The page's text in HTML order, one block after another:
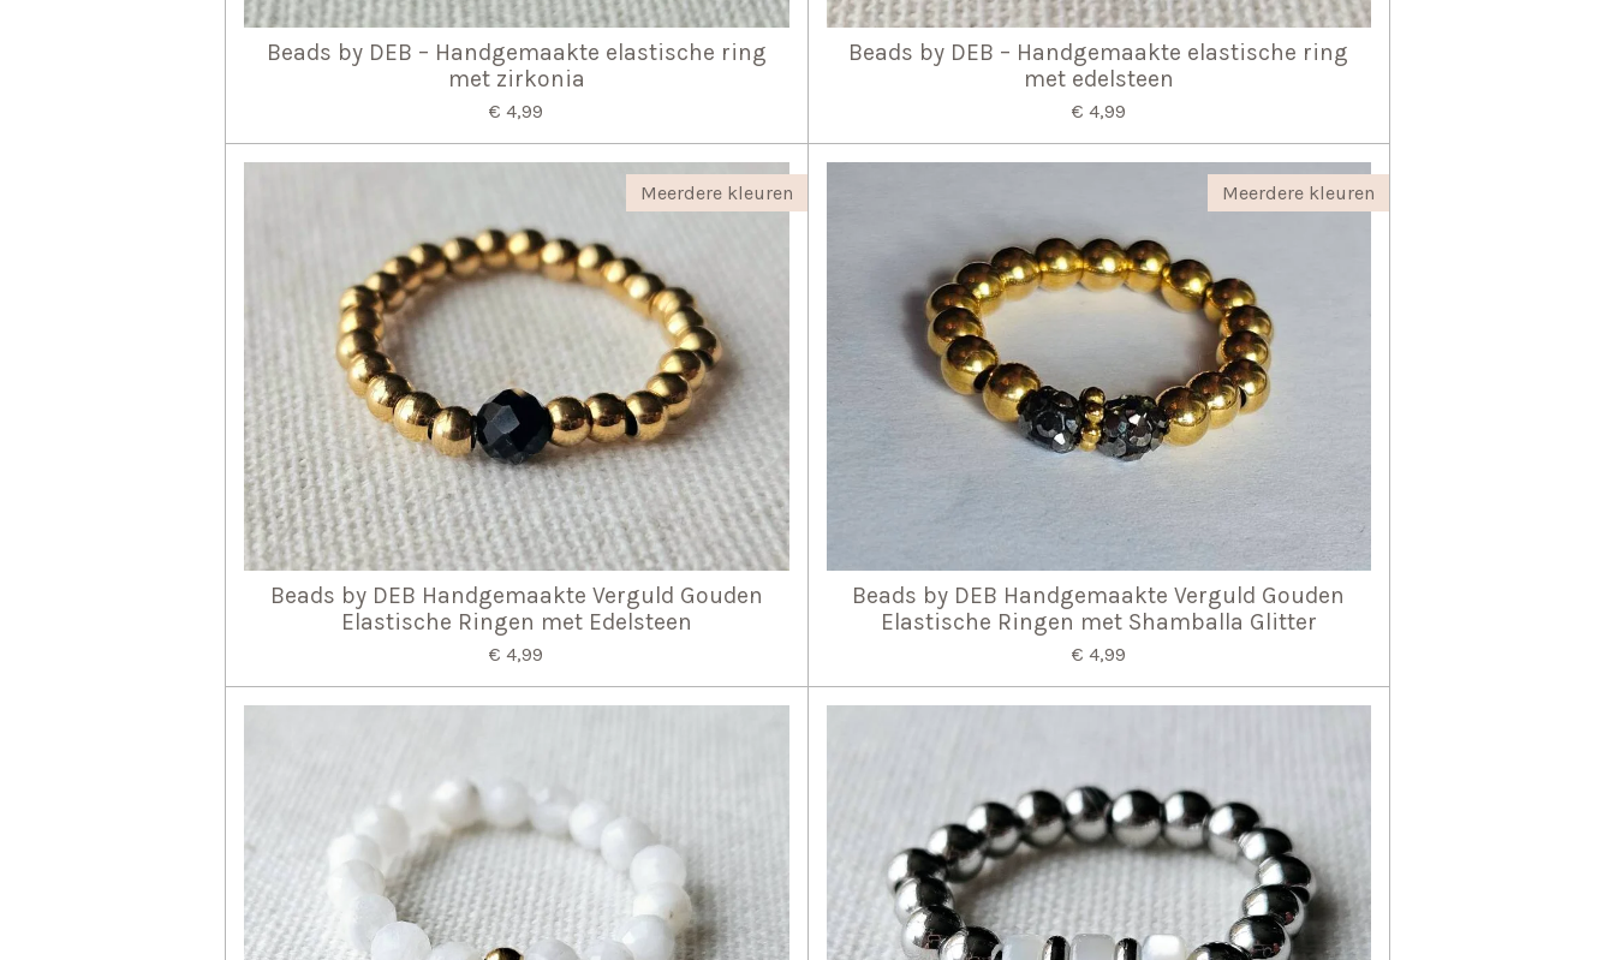
Beads by DEB – Handgemaakte elastische ring
met zirkonia
€ 4,99
Beads by DEB – Handgemaakte elastische ring
met edelsteen
€ 4,99
Meerdere kleuren
Beads by DEB Handgemaakte Verguld Gouden
Elastische Ringen met Edelsteen
€ 4,99
Meerdere kleuren
Beads by DEB Handgemaakte Verguld Gouden
Elastische Ringen met Shamballa Glitter
€ 4,99